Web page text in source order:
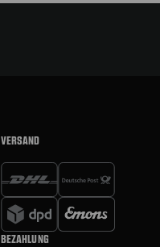
VERSAND
BEZAHLUNG